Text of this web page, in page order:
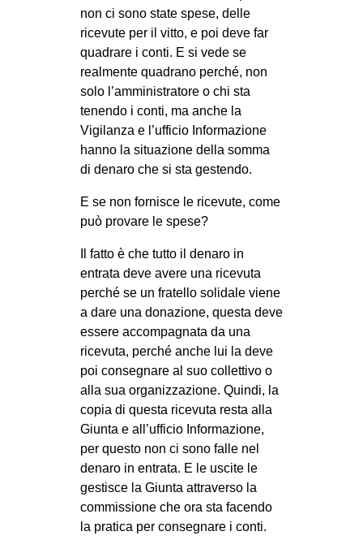
non ci sono state spese, delle
ricevute per il vitto, e poi deve far
quadrare i conti. E si vede se
realmente quadrano perché, non
solo l’amministratore o chi sta
tenendo i conti, ma anche la
Vigilanza e l’ufficio Informazione
hanno la situazione della somma
di denaro che si sta gestendo.
E se non fornisce le ricevute, come
può provare le spese?
Il fatto è che tutto il denaro in
entrata deve avere una ricevuta
perché se un fratello solidale viene
a dare una donazione, questa deve
essere accompagnata da una
ricevuta, perché anche lui la deve
poi consegnare al suo collettivo o
alla sua organizzazione. Quindi, la
copia di questa ricevuta resta alla
Giunta e all’ufficio Informazione,
per questo non ci sono falle nel
denaro in entrata. E le uscite le
gestisce la Giunta attraverso la
commissione che ora sta facendo
la pratica per consegnare i conti.